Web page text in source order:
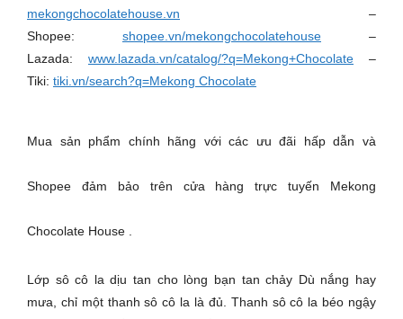
mekongchocolatehouse.vn –
Shopee: shopee.vn/mekongchocolatehouse –
Lazada: www.lazada.vn/catalog/?q=Mekong+Chocolate –
Tiki: tiki.vn/search?q=Mekong Chocolate
Mua sản phẩm chính hãng với các ưu đãi hấp dẫn và
Shopee đảm bảo trên cửa hàng trực tuyến Mekong
Chocolate House .
Lớp sô cô la dịu tan cho lòng bạn tan chảy Dù nắng hay
mưa, chỉ một thanh sô cô la là đủ. Thanh sô cô la béo ngậy